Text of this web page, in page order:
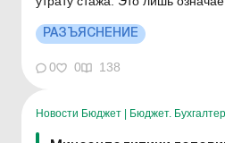
стандартной форме справки.
Больше по теме: Как подтвердить стаж для пенсии,
приобретенный за пределами
Зачисляется...
РАЗЪЯСНЕНИЕ
0 0 138
Новости Бюджет Бюджет.